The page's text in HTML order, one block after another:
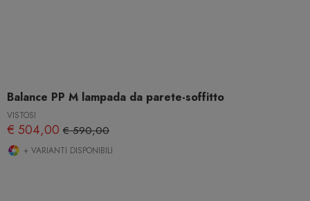
Balance PP M lampada da parete-soffitto
VISTOSI
€ 504,00 € 590,00
+ VARIANTI DISPONIBILI